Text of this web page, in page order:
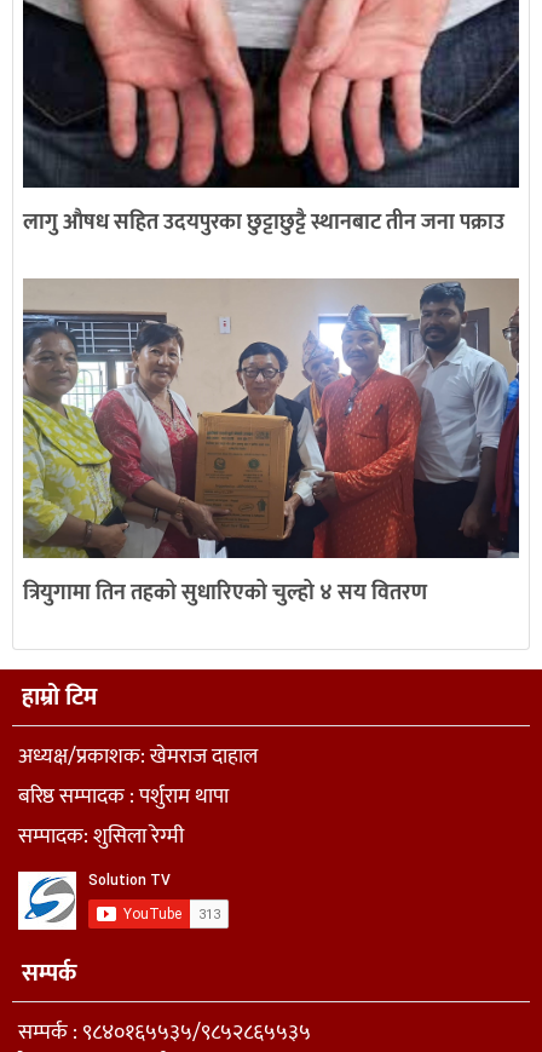
लागु औषध सहित उदयपुरका छुट्टाछुट्टै स्थानबाट तीन जना पक्राउ
त्रियुगामा तिन तहको सुधारिएको चुल्हो ४ सय वितरण
हाम्रो टिम
अध्यक्ष/प्रकाशक: खेमराज दाहाल
बरिष्ठ सम्पादक : पर्शुराम थापा
सम्पादक: शुसिला रेग्मी
सम्पर्क
सम्पर्क : ९८४०१६५५३५/९८५२८६५५३५